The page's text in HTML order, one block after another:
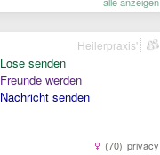
Lose senden
Freunde werden
Nachricht senden
(70) privacy
Heilerpraxis'